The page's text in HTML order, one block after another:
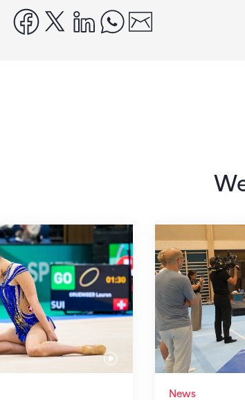
facebook
x linkedinwhatsapp
News
Mit klaren